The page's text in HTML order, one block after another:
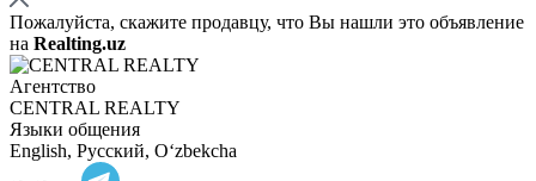
Пожалуйста, скажите продавцу, что Вы нашли это объявление
на Realting.uz
Агентство
CENTRAL REALTY
Языки общения
English, Русский, Oʻzbekcha